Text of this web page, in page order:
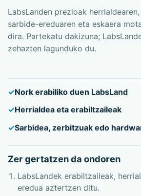
LabsLanden prezioak
sarbide-ereduaren eta eskaera
dira. Partekatu dakizuna;
zehazten lagunduko du.
Nork erabiliko duen LabsLand
Herrialdea eta erabiltzaileak
Sarbidea, zerbitzuak edo
Zer gertatzen da ondoren
LabsLandek erabiltzaileak,
eredua aztertzen ditu.